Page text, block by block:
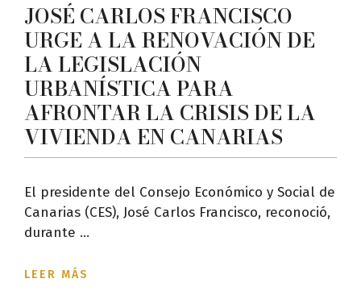
JOSÉ CARLOS FRANCISCO
URGE A LA RENOVACIÓN DE
LA LEGISLACIÓN
URBANÍSTICA PARA
AFRONTAR LA CRISIS DE LA
VIVIENDA EN CANARIAS
El presidente del Consejo Económico y Social de
Canarias (CES), José Carlos Francisco, reconoció,
durante ...
LEER MÁS